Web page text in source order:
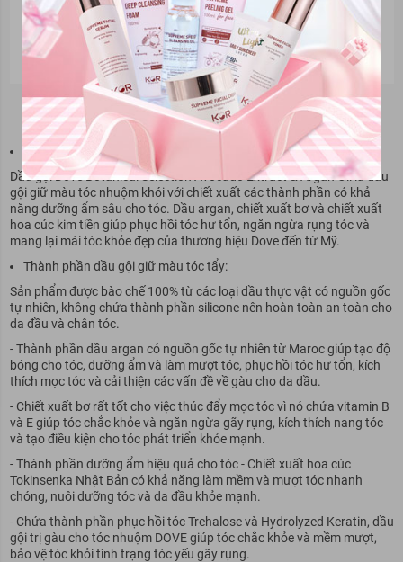
Dầu gội giữ màu tóc nhuộm khói DOVE Botanical Selection With
Avocado Extract & Argan Oil
Thông tin sản phẩm:
Dầu gội Dove Botanical Selection Avocado Extract & Argan Oil là dầu
gội giữ màu tóc nhuộm khói với chiết xuất các thành phần có khả
năng dưỡng ẩm sâu cho tóc. Dầu argan, chiết xuất bơ và chiết xuất
hoa cúc kim tiền giúp phục hồi tóc hư tổn, ngăn ngừa rụng tóc và
mang lại mái tóc khỏe đẹp của thương hiệu Dove đến từ Mỹ.
Thành phần dầu gội giữ màu tóc tẩy:
Sản phẩm được bào chế 100% từ các loại dầu thực vật có nguồn gốc
tự nhiên, không chứa thành phần silicone nên hoàn toàn an toàn cho
da đầu và chân tóc.
- Thành phần dầu argan có nguồn gốc tự nhiên từ Maroc giúp tạo độ
bóng cho tóc, dưỡng ẩm và làm mượt tóc, phục hồi tóc hư tổn, kích
thích mọc tóc và cải thiện các vấn đề về gàu cho da dầu.
- Chiết xuất bơ rất tốt cho việc thúc đẩy mọc tóc vì nó chứa vitamin B
và E giúp tóc chắc khỏe và ngăn ngừa gãy rụng, kích thích nang tóc
và tạo điều kiện cho tóc phát triển khỏe mạnh.
- Thành phần dưỡng ẩm hiệu quả cho tóc - Chiết xuất hoa cúc
Tokinsenka Nhật Bản có khả năng làm mềm và mượt tóc nhanh
chóng, nuôi dưỡng tóc và da đầu khỏe mạnh.
- Chứa thành phần phục hồi tóc Trehalose và Hydrolyzed Keratin, dầu
gội trị gàu cho tóc nhuộm DOVE giúp tóc chắc khỏe và mềm mượt,
bảo vệ tóc khỏi tình trạng tóc yếu gãy rụng.